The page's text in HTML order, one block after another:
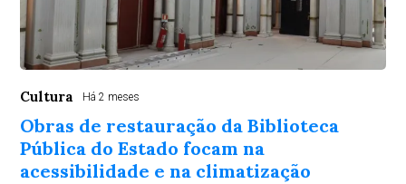
Cultura Há 2 meses
Obras de restauração da Biblioteca
Pública do Estado focam na
acessibilidade e na climatização